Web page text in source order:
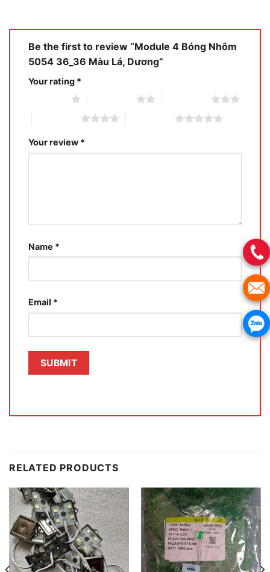
Be the first to review “Module 4 Bóng Nhôm
5054 36_36 Màu Lá, Dương”
Your rating *
Your review *
Name *
Email *
RELATED PRODUCTS